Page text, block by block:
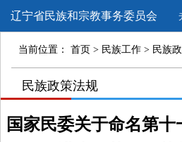
辽宁省民族和宗教事务委员会
当前位置： 首页 > 民族工作 > 民族
>>
民族政策法规
国家民委关于命名第